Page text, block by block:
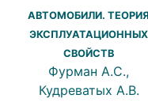
АВТОМОБИЛИ. ТЕОРИЯ
ЭКСПЛУАТАЦИОННЫХ
СВОЙСТВ
Фурман А.С.,
Кудреватых А.В.